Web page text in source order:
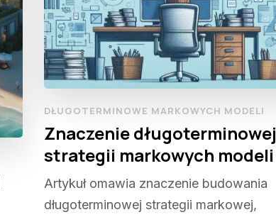
DŁUGOTERMINOWE MARKOWYCH MODELI
Znaczenie długoterminowej
strategii markowych modeli
Artykuł omawia znaczenie budowania
długoterminowej strategii markowej,